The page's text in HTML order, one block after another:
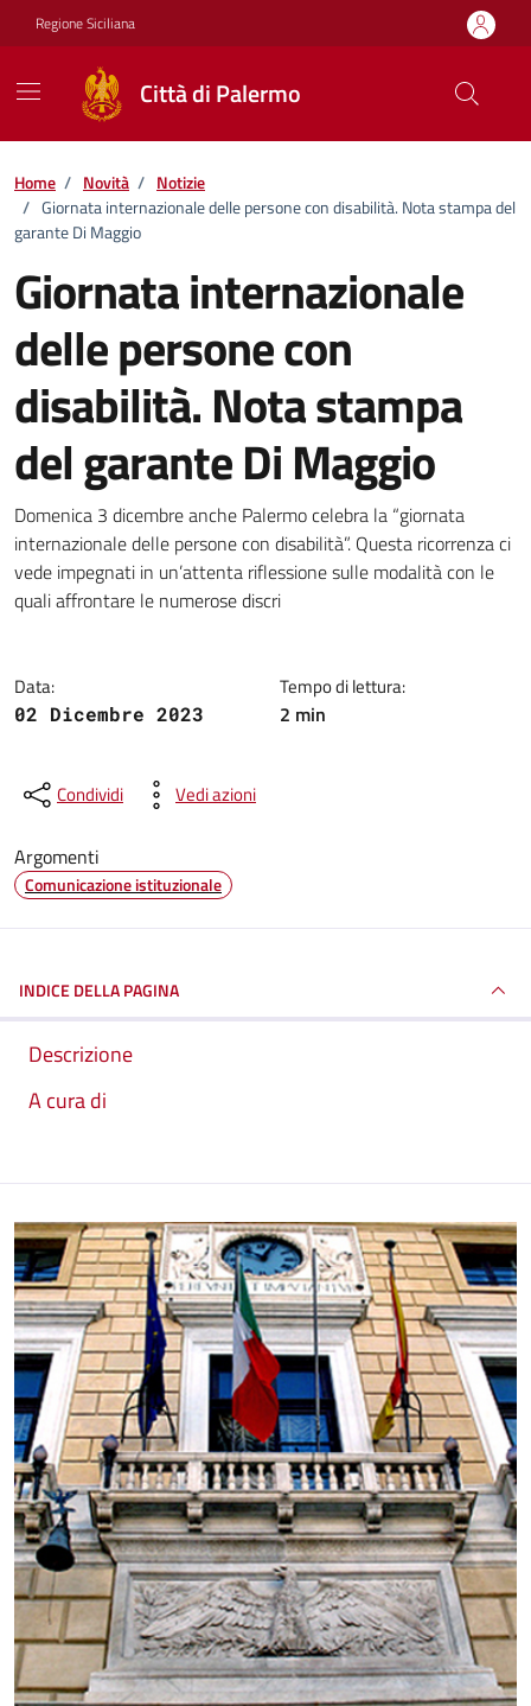
Vai ai contenuti
Vai al footer
Regione Siciliana
Città di Palermo
Home / Novità / Notizie
/ Giornata internazionale delle persone con disabilità. Nota stampa del
garante Di Maggio
Giornata internazionale
delle persone con
disabilità. Nota stampa
del garante Di Maggio
Dettagli della notizia
Domenica 3 dicembre anche Palermo celebra la “giornata
internazionale delle persone con disabilità”. Questa ricorrenza ci
vede impegnati in un’attenta riflessione sulle modalità con le
quali affrontare le numerose discri
Data:
02 Dicembre 2023
Tempo di lettura:
2 min
Condividi Vedi azioni
Argomenti
Comunicazione istituzionale
INDICE DELLA PAGINA
Descrizione
A cura di